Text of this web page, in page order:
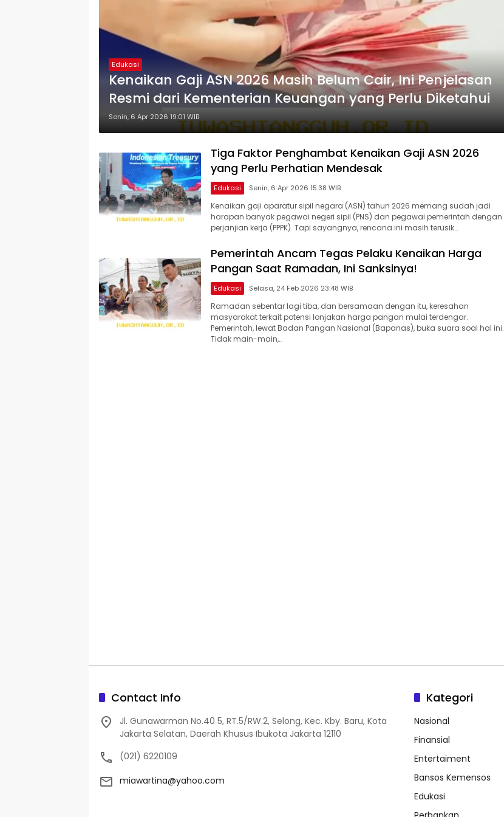
Edukasi
Kenaikan Gaji ASN 2026 Masih Belum Cair, Ini Penjelasan
Resmi dari Kementerian Keuangan yang Perlu Diketahui
Senin, 6 Apr 2026 19:01 WIB
Tiga Faktor Penghambat Kenaikan Gaji ASN 2026
yang Perlu Perhatian Mendesak
Edukasi Senin, 6 Apr 2026 15:38 WIB
Kenaikan gaji aparatur sipil negara (ASN) tahun 2026 memang sudah jadi
harapan banyak pegawai negeri sipil (PNS) dan pegawai pemerintah dengan
perjanjian kerja (PPPK). Tapi sayangnya, rencana ini masih terusik…
Pemerintah Ancam Tegas Pelaku Kenaikan Harga
Pangan Saat Ramadan, Ini Sanksinya!
Edukasi Selasa, 24 Feb 2026 23:48 WIB
Ramadan sebentar lagi tiba, dan bersamaan dengan itu, keresahan
masyarakat terkait potensi lonjakan harga pangan mulai terdengar.
Pemerintah, lewat Badan Pangan Nasional (Bapanas), buka suara soal hal ini.
Tidak main-main,…
Contact Info
Jl. Gunawarman No.40 5, RT.5/RW.2, Selong, Kec. Kby. Baru, Kota
Jakarta Selatan, Daerah Khusus Ibukota Jakarta 12110
(021) 6220109
miawartina@yahoo.com
Kategori
Nasional
Finansial
Entertaiment
Bansos Kemensos
Edukasi